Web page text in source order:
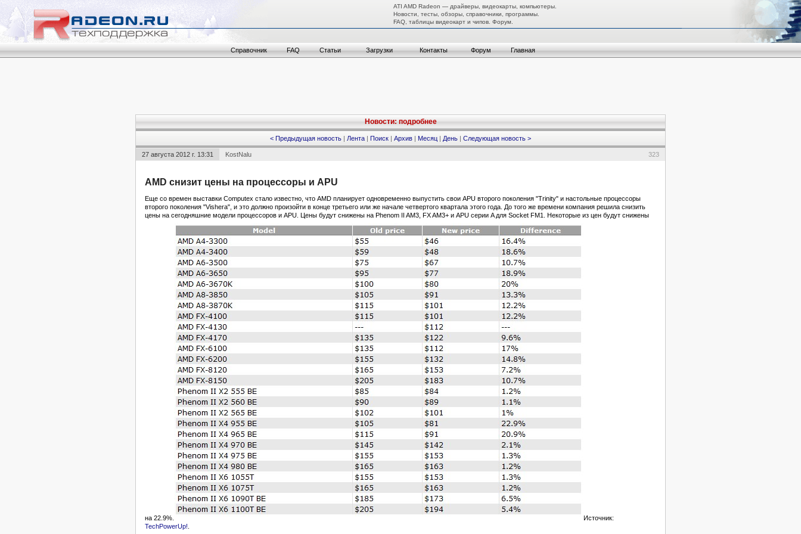
ATI AMD Radeon — драйверы, видеокарты, компьютеры.
Новости, тесты, обзоры, справочники, программы.
FAQ, таблицы видеокарт и чипов. Форум.
Справочник FAQ Статьи Загрузки Контакты Форум Главная
Новости: подробнее
< Предыдущая новость | Лента | Поиск | Архив | Месяц | День | Следующая новость >
323
27 августа 2012 г. 13:31 KostNalu
AMD снизит цены на процессоры и APU
Еще со времен выставки Computex стало известно, что AMD планирует одновременно выпустить свои APU второго поколения "Trinity" и настольные процессоры
второго поколения "Vishera", и это должно произойти в конце третьего или же начале четвертого квартала этого года. До того же времени компания решила снизить
цены на сегодняшние модели процессоров и APU. Цены будут снижены на Phenom II AM3, FX AM3+ и APU серии A для Socket FM1. Некоторые из цен будут снижены
на 22.9%.
Источник:
TechPowerUp!.